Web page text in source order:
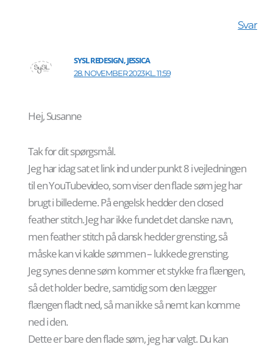
Svar
SYSL REDESIGN, JESSICA
28. NOVEMBER 2023 KL. 11:59
Hej, Susanne
Tak for dit spørgsmål.
Jeg har idag sat et link ind under punkt 8 i vejledningen
til en YouTubevideo, som viser den flade søm jeg har
brugt i billederne. På engelsk hedder den closed
feather stitch. Jeg har ikke fundet det danske navn,
men feather stitch på dansk hedder grensting, så
måske kan vi kalde sømmen – lukkede grensting.
Jeg synes denne søm kommer et stykke fra flængen,
så det holder bedre, samtidig som den lægger
flængen fladt ned, så man ikke så nemt kan komme
ned i den.
Dette er bare den flade søm, jeg har valgt. Du kan